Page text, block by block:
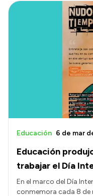
Educación
trabajar el Día
Educación 6 de mar
En el marco del Día
conmemora cada 8 de